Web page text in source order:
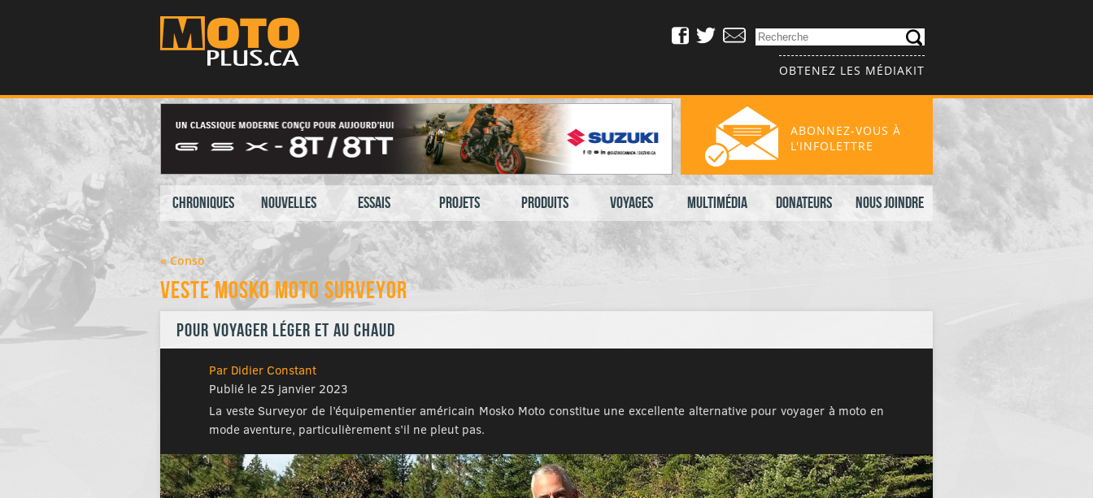
OBTENEZ LES MÉDIAKIT
Chroniques Nouvelles Essais Projets Produits Voyages Multimédia Donateurs Nous joindre
ABONNEZ-VOUS À
L'INFOLETTRE
« Conso
Veste Mosko Moto Surveyor
Pour voyager léger et au chaud
Par Didier Constant
Publié le 25 janvier 2023
La veste Surveyor de l’équipementier américain Mosko Moto constitue une excellente alternative pour voyager à moto en
mode aventure, particulièrement s’il ne pleut pas.